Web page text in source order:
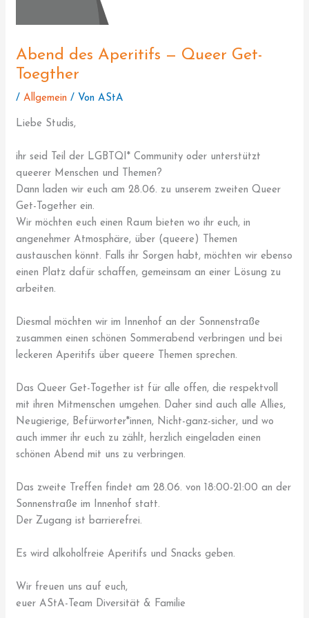
Abend des Aperitifs — Queer Get-
Toegther
/Allgemein / VonAStA
Liebe Studis,
ihr seid Teil der LGBTQI* Community oder unterstützt
queerer Menschen und Themen?
Dann laden wir euch am 28.06. zu unserem zweiten Queer
Get-Together ein.
Wir möchten euch einen Raum bieten wo ihr euch, in
angenehmer Atmosphäre, über (queere) Themen
austauschen könnt. Falls ihr Sorgen habt, möchten wir ebenso
einen Platz dafür schaffen, gemeinsam an einer Lösung zu
arbeiten.
Diesmal möchten wir im Innenhof an der Sonnenstraße
zusammen einen schönen Sommerabend verbringen und bei
leckeren Aperitifs über queere Themen sprechen.
Das Queer Get-Together ist für alle offen, die respektvoll
mit ihren Mitmenschen umgehen. Daher sind auch alle Allies,
Neugierige, Befürworter*innen, Nicht-ganz-sicher, und wo
auch immer ihr euch zu zählt, herzlich eingeladen einen
schönen Abend mit uns zu verbringen.
Das zweite Treffen findet am 28.06. von 18:00-21:00 an der
Sonnenstraße im Innenhof statt.
Der Zugang ist barrierefrei.
Es wird alkoholfreie Aperitifs und Snacks geben.
Wir freuen uns auf euch,
euer AStA-Team Diversität & Familie